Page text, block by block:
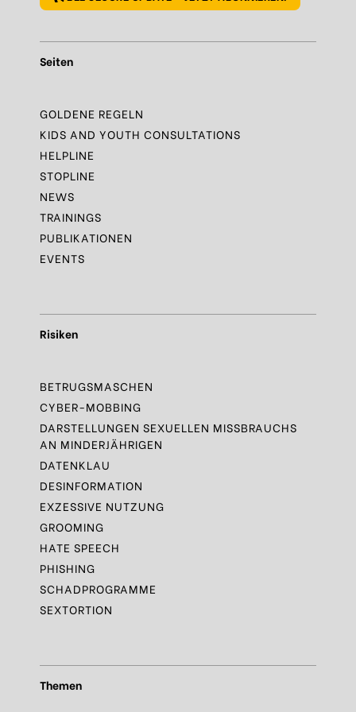
Seiten
GOLDENE REGELN
KIDS AND YOUTH CONSULTATIONS
HELPLINE
STOPLINE
NEWS
TRAININGS
PUBLIKATIONEN
EVENTS
Risiken
BETRUGSMASCHEN
CYBER-MOBBING
DARSTELLUNGEN SEXUELLEN MISSBRAUCHS
AN MINDERJÄHRIGEN
DATENKLAU
DESINFORMATION
EXZESSIVE NUTZUNG
GROOMING
HATE SPEECH
PHISHING
SCHADPROGRAMME
SEXTORTION
Themen